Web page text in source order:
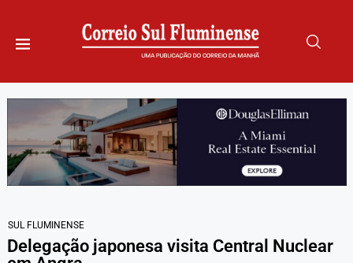
SUL FLUMINENSE
Delegação japonesa visita Central Nuclear